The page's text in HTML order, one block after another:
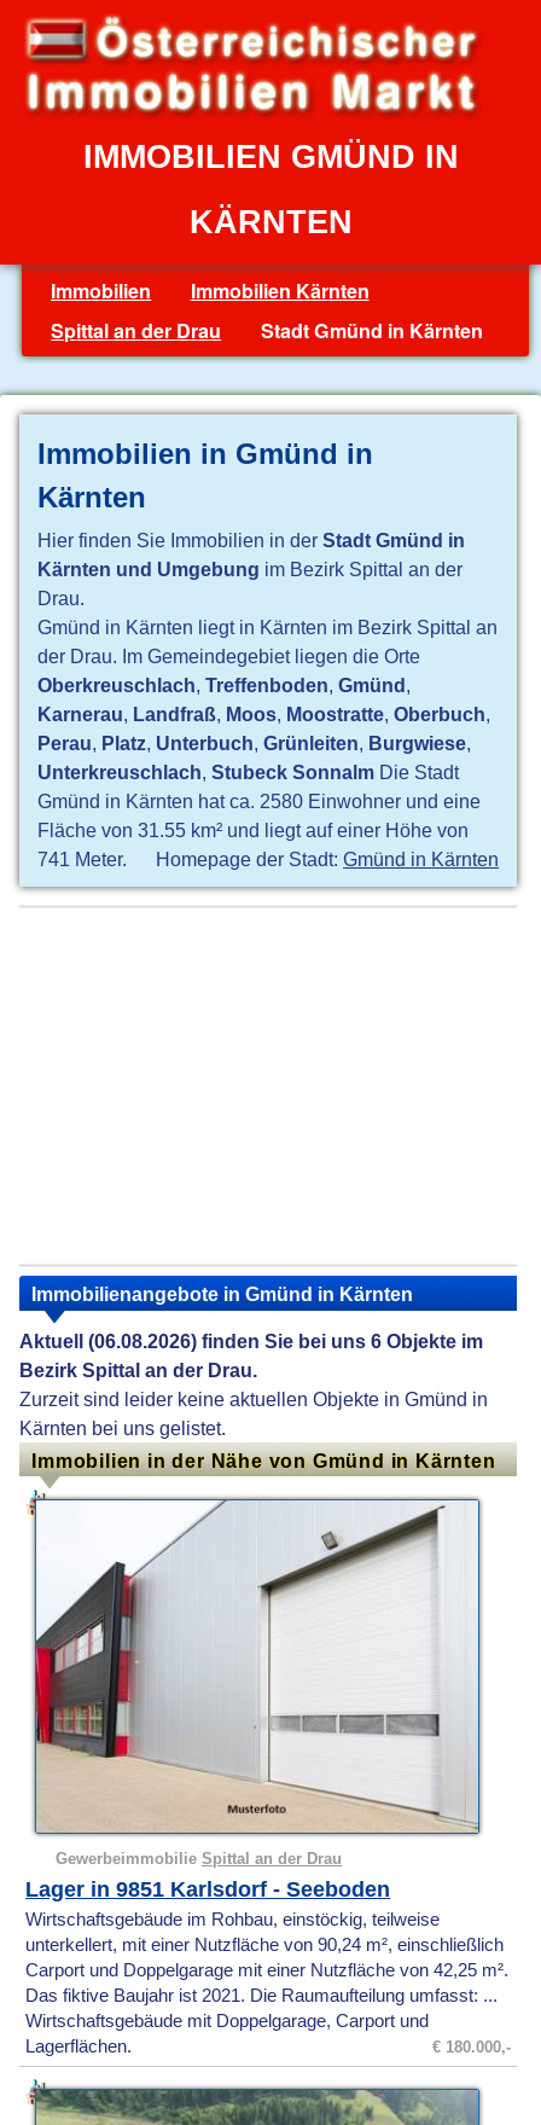
IMMOBILIEN GMÜND IN
KÄRNTEN
Immobilien
Immobilien Kärnten
Spittal an der Drau
Stadt Gmünd in Kärnten
Immobilien in Gmünd in
Kärnten
Hier finden Sie Immobilien in derStadt Gmünd in
Kärnten und Umgebung im Bezirk Spittal an der
Drau.
Gmünd in Kärnten liegt in Kärnten im Bezirk Spittal an
der Drau. Im Gemeindegebiet liegen die Orte
Oberkreuschlach,Treffenboden,Gmünd,
Karnerau, Landfraß, Moos, Moostratte,Oberbuch,
Perau, Platz, Unterbuch,Grünleiten, Burgwiese,
Unterkreuschlach,Stubeck Sonnalm Die Stadt
Gmünd in Kärnten hat ca. 2580 Einwohner und eine
Fläche von 31.55 km² und liegt auf einer Höhe von
741 Meter.
Homepage der Stadt:Gmünd in Kärnten
Immobilienangebote in Gmünd in Kärnten
Aktuell (06.08.2026) finden Sie bei uns 6 Objekte im
Bezirk Spittal an der Drau.
Zurzeit sind leider keine aktuellen Objekte in Gmünd in
Kärnten bei uns gelistet.
Immobilien in der Nähe von Gmünd in Kärnten
GewerbeimmobilieSpittal an der Drau
Lager in 9851 Karlsdorf - Seeboden
Wirtschaftsgebäude im Rohbau, einstöckig, teilweise
unterkellert, mit einer Nutzfläche von 90,24 m², einschließlich
Carport und Doppelgarage mit einer Nutzfläche von 42,25 m².
Das fiktive Baujahr ist 2021. Die Raumaufteilung umfasst: ...
Wirtschaftsgebäude mit Doppelgarage, Carport und
Lagerflächen.
€ 180.000,-